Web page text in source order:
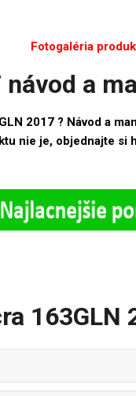
Fotogaléria
a
2017 ? Návod a
nie je, objednajte si
163GLN